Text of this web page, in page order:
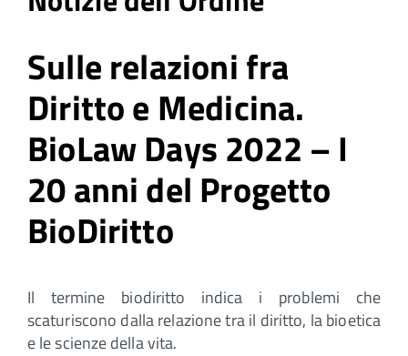
Sulle relazioni fra
Diritto e Medicina.
BioLaw Days 2022 – I
20 anni del Progetto
BioDiritto
Il termine biodiritto indica i problemi che
scaturiscono dalla relazione tra il diritto, la bioetica
e le scienze della vita.